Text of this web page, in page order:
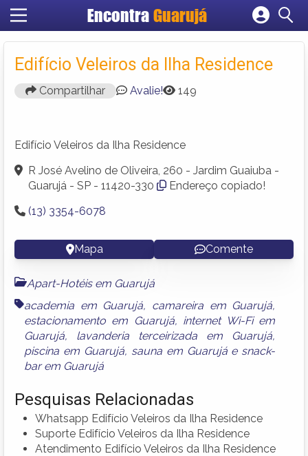
Encontra Guarujá
Cadastrar empresa
Criar conta
Edifício Veleiros da Ilha Residence
Compartilhar Avalie! 149
Edifício Veleiros da Ilha Residence
R José Avelino de Oliveira, 260 - Jardim Guaiuba -
Guarujá - SP - 11420-330
Endereço copiado!
(13) 3354-6078
Mapa Comente
Apart-Hotéis em Guarujá
academia em Guarujá, camareira em Guarujá,
estacionamento em Guarujá, internet Wi-Fi em
Guarujá, lavanderia terceirizada em Guarujá,
piscina em Guarujá, sauna em Guarujáe snack-
bar em Guarujá
Pesquisas Relacionadas
Whatsapp Edifício Veleiros da Ilha Residence
Suporte Edifício Veleiros da Ilha Residence
Atendimento Edifício Veleiros da Ilha Residence